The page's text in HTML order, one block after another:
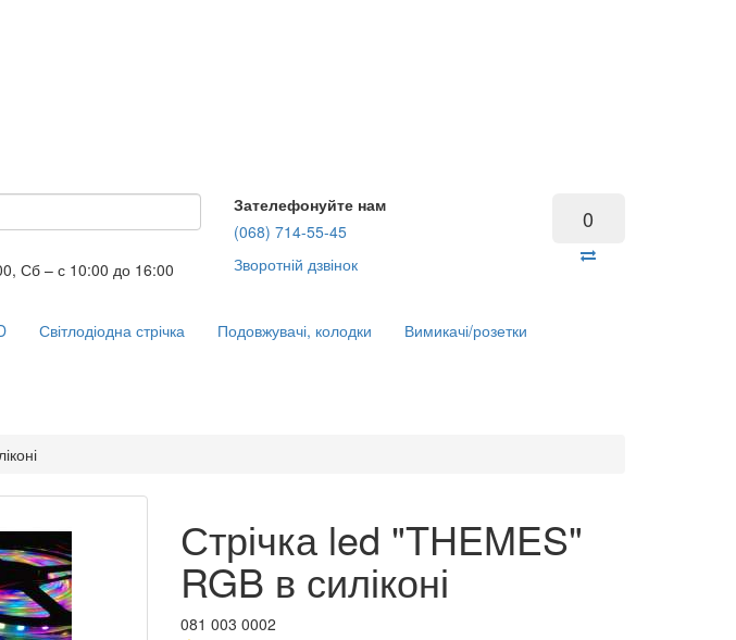
Сб – с 10:00 до 16:00
Зателефонуйте нам
(068) 714-55-45
Зворотній дзвінок
0
Світлодіодна стрічка Подовжувачі, колодки Вимикачі/розетки
Стрічка led "THEMES"
RGB в силіконі
081 003 0002